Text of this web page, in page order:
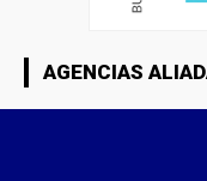
AGENCIAS